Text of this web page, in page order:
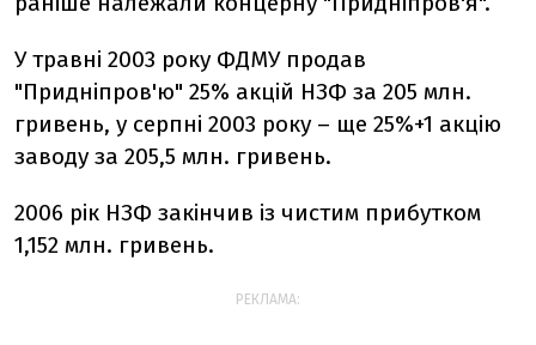
У травні 2003 року ФДМУ продав
"Придніпров'ю" 25% акцій НЗФ за 205 млн.
гривень, у серпні 2003 року – ще 25%+1 акцію
заводу за 205,5 млн. гривень.
2006 рік НЗФ закінчив із чистим прибутком
1,152 млн. гривень.
РЕКЛАМА: